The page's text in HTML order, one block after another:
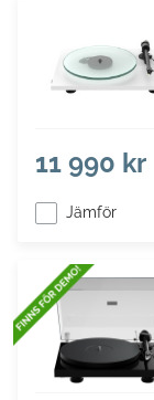
11 990 kr
Jämför